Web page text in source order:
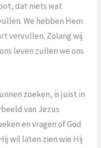
dat niets wat
We hebben Hem
vervullen. Zolang wij
leven zullen we ons
zoeken, is juist in
van Jezus
en vragen of God
wil laten zien wie Hij